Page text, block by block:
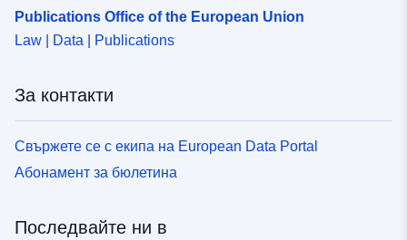
Publications Office of the European Union
Law | Data | Publications
За контакти
Свържете се с екипа на European Data Portal
Абонамент за бюлетина
Последвайте ни в